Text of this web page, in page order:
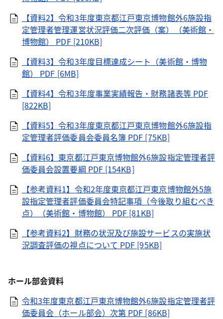
【資料2】令和3年度東京都江戸東京博物館外6施設指
定管理者管理運営状況評価二次評価（案）（美術館・
博物館） PDF [210KB]
【資料3】令和3年度目標達成シート（美術館・博物
館） PDF [6MB]
【資料4】令和3年度事業実績報告・財務諸表等 PDF
[822KB]
【資料5】令和3年度東京都江戸東京博物館外6施設指
定管理者評価委員会委員名簿 PDF [75KB]
【資料6】東京都江戸東京博物館外6施設指定管理者評
価委員会設置要綱 PDF [154KB]
【参考資料1】令和2年度東京都江戸東京博物館外5施
設指定管理者評価委員会特記事項（今後取り組むべき
点）（美術館・博物館） PDF [81KB]
【参考資料2】財務の状況及び施設サービスの実施状
況調査評価の視点について PDF [95KB]
ホール部会資料
令和3年度東京都江戸東京博物館外6施設指定管理者評
価委員会（ホール部会）次第 PDF [86KB]